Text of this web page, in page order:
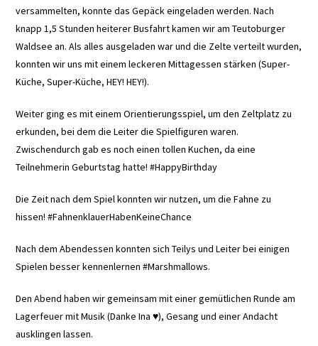
versammelten, konnte das Gepäck eingeladen werden. Nach
knapp 1,5 Stunden heiterer Busfahrt kamen wir am Teutoburger
Waldsee an. Als alles ausgeladen war und die Zelte verteilt wurden,
konnten wir uns mit einem leckeren Mittagessen stärken (Super-
Küche, Super-Küche, HEY! HEY!).
Weiter ging es mit einem Orientierungsspiel, um den Zeltplatz zu
erkunden, bei dem die Leiter die Spielfiguren waren.
Zwischendurch gab es noch einen tollen Kuchen, da eine
Teilnehmerin Geburtstag hatte! #HappyBirthday
Die Zeit nach dem Spiel konnten wir nutzen, um die Fahne zu
hissen! #FahnenklauerHabenKeineChance
Nach dem Abendessen konnten sich Teilys und Leiter bei einigen
Spielen besser kennenlernen #Marshmallows.
Den Abend haben wir gemeinsam mit einer gemütlichen Runde am
Lagerfeuer mit Musik (Danke Ina ♥), Gesang und einer Andacht
ausklingen lassen.